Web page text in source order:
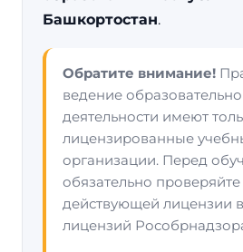
Башкортостан.
Обратите внимание!
ведение
деятельности имеют
лицензированные
организации. Перед
обязательно
действующей лицензии
лицензий